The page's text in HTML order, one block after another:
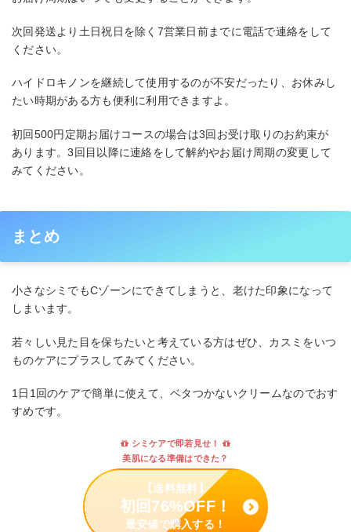
次回発送より土日祝日を除く7営業日前までに電話で連絡をして
ください。
ハイドロキノンを継続して使用するのが不安だったり、お休みし
たい時期がある方も便利に利用できますよ。
初回500円定期お届けコースの場合は3回お受け取りのお約束が
あります。3回目以降に連絡をして解約やお届け周期の変更して
みてください。
まとめ
小さなシミでもCゾーンにできてしまうと、老けた印象になって
しまいます。
若々しい見た目を保ちたいと考えている方はぜひ、カスミをいつ
ものケアにプラスしてみてください。
1日1回のケアで簡単に使えて、ベタつかないクリームなのでおす
すめです。
シミケアで即若見せ！
美肌になる準備はできた？
【送料無料】
初回76%OFF！
最安値で購入する！